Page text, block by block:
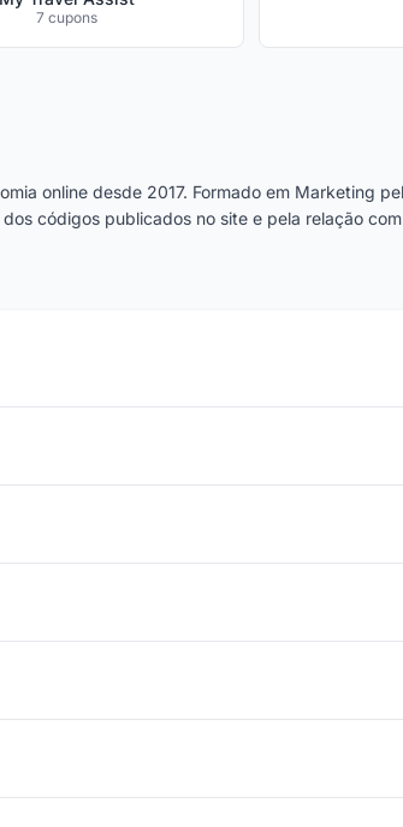
7 cupons
online desde 2017. Formado em Marketing
códigos publicados no site e pela relação